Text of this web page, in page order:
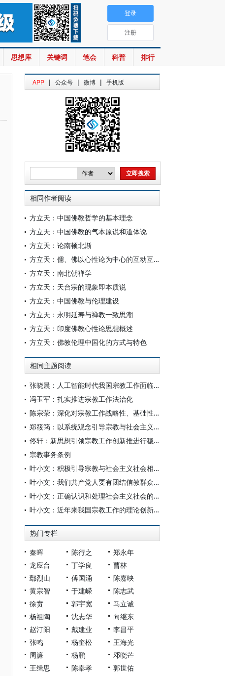
思想库 关键词 笔会 科普 排行
登录
注册
APP | 公众号 | 微博 | 手机版
相同作者阅读
方立天：中国佛教哲学的基本理念
方立天：中国佛教的气本原说和道体说
方立天：论南顿北渐
方立天：儒、佛以心性论为中心的互动互补
方立天：南北朝禅学
方立天：天台宗的现象即本质说
方立天：中国佛教与伦理建设
方立天：永明延寿与禅教一致思潮
方立天：印度佛教心性论思想概述
方立天：佛教伦理中国化的方式与特色
相同主题阅读
张晓晨：人工智能时代我国宗教工作面临的风险及对策研究
冯玉军：扎实推进宗教工作法治化
陈宗荣：深化对宗教工作战略性、基础性、现实性问题研究
郑筱筠：以系统观念引导宗教与社会主义社会相适应
佟轩：新思想引领宗教工作创新推进行稳致远
宗教事务条例
叶小文：积极引导宗教与社会主义社会相适应
叶小文：我们共产党人要有团结信教群众的本事
叶小文：正确认识和处理社会主义社会的宗教关系
叶小文：近年来我国宗教工作的理论创新和实践探索
热门专栏
秦晖 陈行之
郑永年
龙应台
丁学良
曹林
鄢烈山
傅国涌
陈嘉映
黄宗智
于建嵘
陈志武
徐贲
郭宇宽
马立诚
杨祖陶
沈志华
向继东
赵汀阳
戴建业
李昌平
张鸣
杨奎松
王海光
周濂
杨鹏
邓晓芒
王缉思
陈奉孝
郭世佑